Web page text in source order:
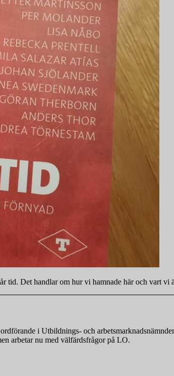
tid. Det handlar om hur vi hamnade här och vart
i Utbildnings- och
arbetar nu med välfärdsfrågor på LO.